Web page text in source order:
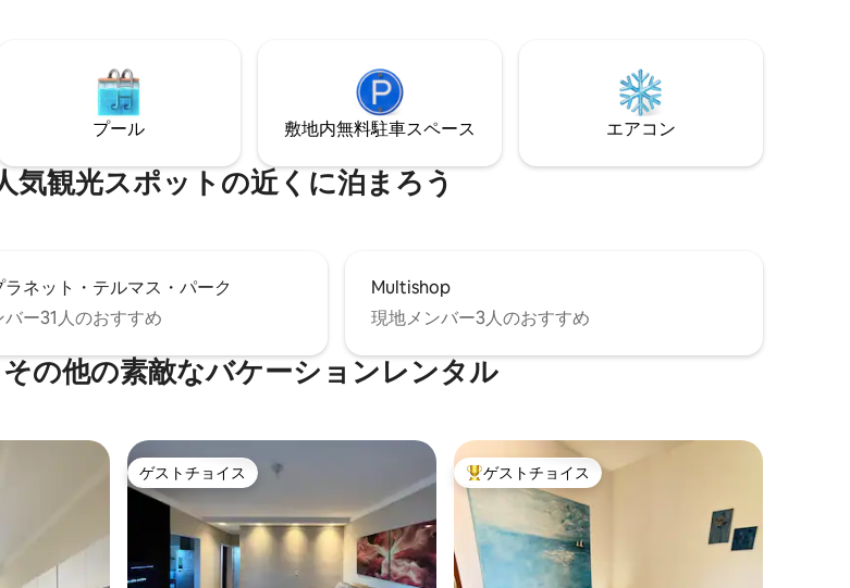
ー、温かい
ド、お好き
ビ、プー
プール 敷地内無料駐⁠車ス⁠ペ⁠ー⁠ス エアコン
気観光スポットの近くに泊まろう
ネット・テルマス・パーク
ー31人のおすすめ
Multishop
現地メンバー3人のおすすめ
の他の素敵なバケーションレンタル
ゲストチョイス
ゲストチョイス 大好評のゲストチョイスです。
ゲストチョイス